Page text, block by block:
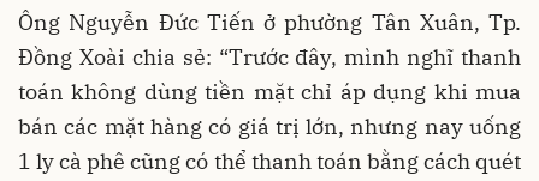
Ông Nguyễn Đức Tiến ở phường Tân Xuân, Tp.
Đồng Xoài chia sẻ: “Trước đây, mình nghĩ thanh
toán không dùng tiền mặt chỉ áp dụng khi mua
bán các mặt hàng có giá trị lớn, nhưng nay uống
1 ly cà phê cũng có thể thanh toán bằng cách quét